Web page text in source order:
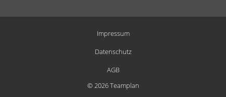
Impressum
Datenschutz
AGB
© 2026 Teamplan